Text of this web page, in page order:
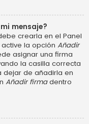
mensaje?
crearla en el Panel
la opción Añadir
asignar una firma
la casilla correcta
dejar de añadirla en
Añadir firmadentro